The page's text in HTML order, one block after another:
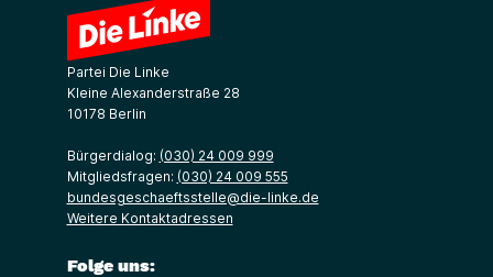
Partei Die Linke
Kleine Alexanderstraße 28
10178 Berlin
Bürgerdialog: (030) 24 009 999
Mitgliedsfragen: (030) 24 009 555
bundesgeschaeftsstelle@die-linke.de
Weitere Kontaktadressen
Folge uns: